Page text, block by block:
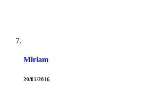
Miriam
20/01/2016